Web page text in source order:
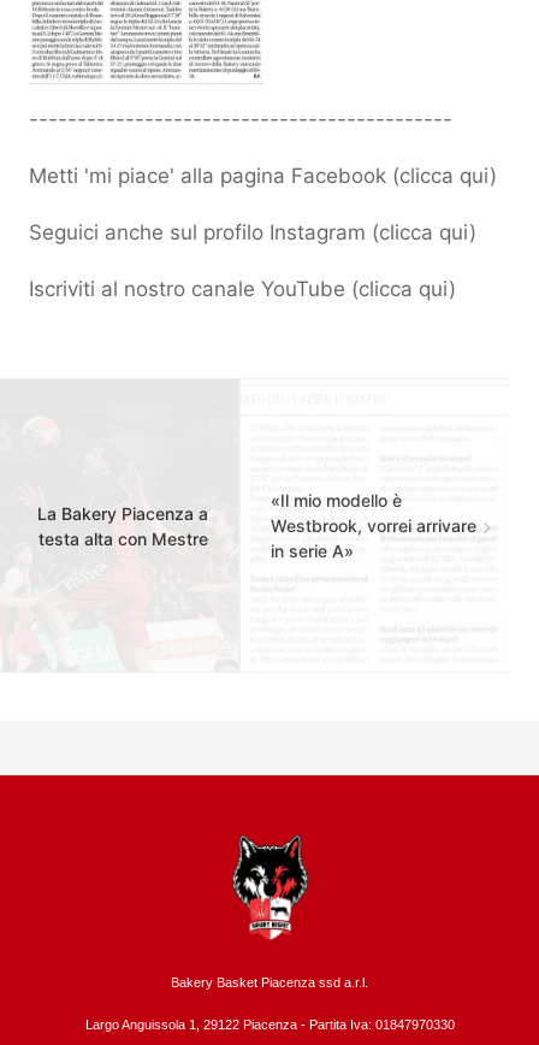
--------------------------------------------
Metti 'mi piace' alla pagina Facebook (clicca qui)
Seguici anche sul profilo Instagram (clicca qui)
Iscriviti al nostro canale YouTube (clicca qui)
La Bakery Piacenza a
testa alta con Mestre
«Il mio modello è
Westbrook, vorrei arrivare
in serie A»
Bakery Basket Piacenza ssd a.r.l.
Largo Anguissola 1, 29122 Piacenza - Partita Iva: 01847970330